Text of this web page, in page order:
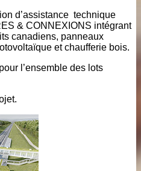
d’assistance technique
& CONNEXIONS intégrant
canadiens, panneaux
et chaufferie bois.
l’ensemble des lots